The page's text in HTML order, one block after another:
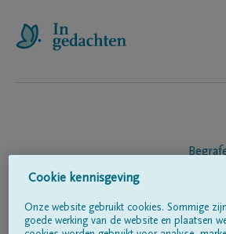
Volg ons op
Cookie kennisgeving
Onze website gebruikt cookies. Sommige
goede werking van de website en plaatsen